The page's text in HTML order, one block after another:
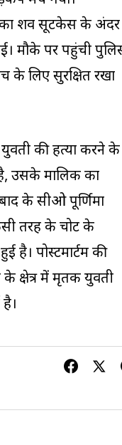
का शव सूटकेस के अंदर
मौके पर पहुंची
के लिए सुरक्षित रखा
की हत्या करने के
उसके मालिक का
के सीओ पूर्णिमा
तरह के चोट के
है। पोस्टमार्टम की
क्षेत्र में मृतक युवती